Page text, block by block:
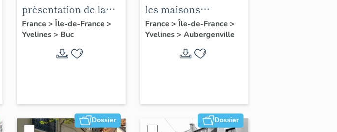
présentation de la
commune de Buc
France > Île-de-France >
Yvelines> Buc
les maisons
d'Elisabethville
France > Île-de-France >
Yvelines> Aubergenville
Dossier Dossier